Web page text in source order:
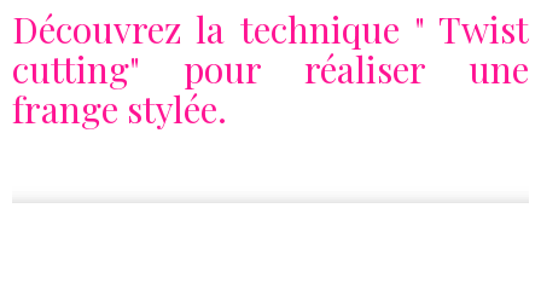
Découvrez la technique " Twist
cutting" pour réaliser une
frange stylée.